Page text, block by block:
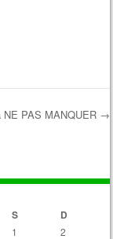
PAS MANQUER →
S D
1
2